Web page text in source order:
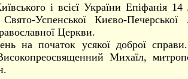
і всієї України Епіфанія
Успенської Києво-
Церкви.
на початок усякої доброї
Михаїл,